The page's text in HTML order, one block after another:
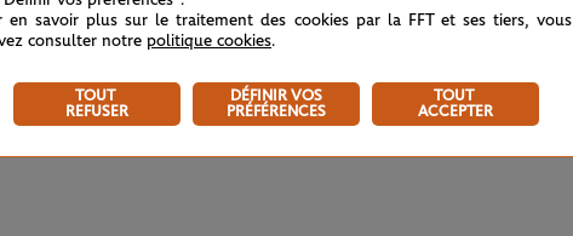
en savoir plus sur le traitement des cookies par la FFT et ses tiers, vous
consulter notre politique cookies.
TOUT
REFUSER
DÉFINIR VOS
PRÉFÉRENCES
TOUT
ACCEPTER